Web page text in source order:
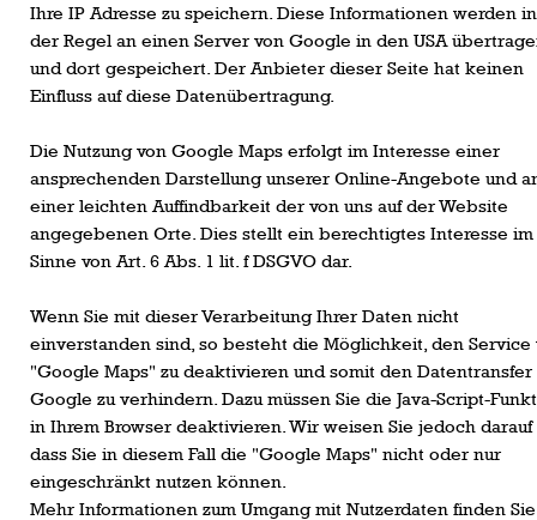
Ihre IP Adresse zu speichern. Diese Informationen werden in
der Regel an einen Server von Google in den USA
und dort gespeichert. Der Anbieter dieser Seite hat keinen
Einfluss auf diese Datenübertragung.
Die Nutzung von Google Maps erfolgt im Interesse einer
ansprechenden Darstellung unserer Online-Angebote und
einer leichten Auffindbarkeit der von uns auf der Website
angegebenen Orte. Dies stellt ein berechtigtes Interesse im
Sinne von Art. 6 Abs. 1 lit. f DSGVO dar.
Wenn Sie mit dieser Verarbeitung Ihrer Daten nicht
einverstanden sind, so besteht die Möglichkeit, den Service
"Google Maps" zu deaktivieren und somit den Datentransfer
Google zu verhindern. Dazu müssen Sie die Java-Script-
in Ihrem Browser deaktivieren. Wir weisen Sie jedoch darauf
dass Sie in diesem Fall die "Google Maps" nicht oder nur
eingeschränkt nutzen können.
Mehr Informationen zum Umgang mit Nutzerdaten finden